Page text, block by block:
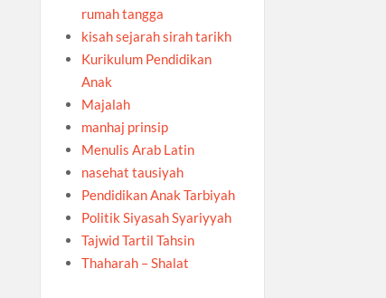
rumah tangga
kisah sejarah sirah tarikh
Kurikulum Pendidikan
Anak
Majalah
manhaj prinsip
Menulis Arab Latin
nasehat tausiyah
Pendidikan Anak Tarbiyah
Politik Siyasah Syariyyah
Tajwid Tartil Tahsin
Thaharah – Shalat